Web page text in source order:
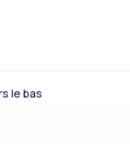
le bas